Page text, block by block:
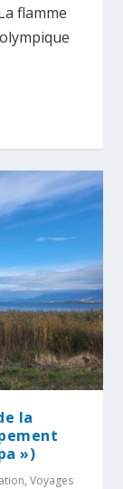
flamme
la
»)
,Voyages